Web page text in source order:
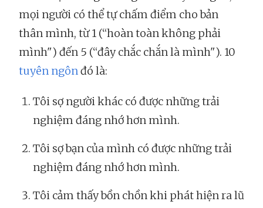
mọi người có thể tự chấm điểm cho bản
thân mình, từ 1 (“hoàn toàn không phải
mình") đến 5 (“đây chắc chắn là mình"). 10
tuyên ngônđó là:
Tôi sợ người khác có được những trải
nghiệm đáng nhớ hơn mình.
Tôi sợ bạn của mình có được những trải
nghiệm đáng nhớ hơn mình.
Tôi cảm thấy bồn chồn khi phát hiện ra lũ